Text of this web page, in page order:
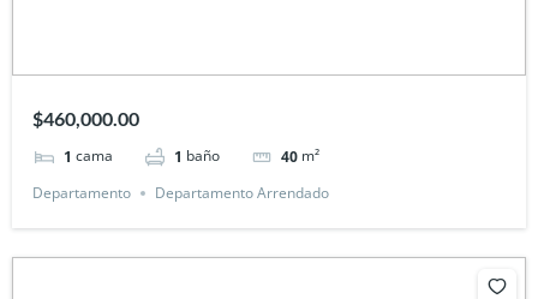
$460,000.00
1 cama 1 baño 40 m²
Departamento
Departamento Arrendado